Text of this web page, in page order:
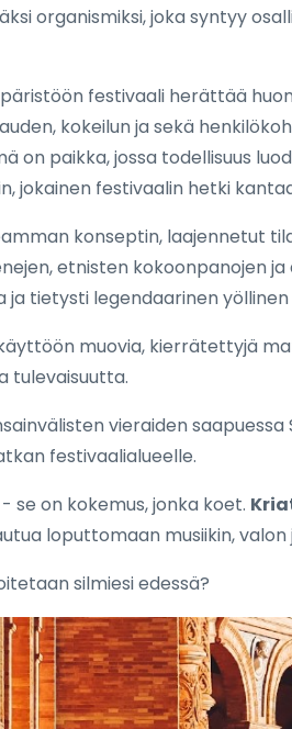
organismiksi, joka syntyy
festivaali herättää
kokeilun ja sekä
on paikka, jossa todellisuus
jokainen festivaalin hetki
konseptin, laajennetut
etnisten kokoonpanojen
tietysti legendaarinen
muovia, kierrätettyjä
tulevaisuutta.
vieraiden
festivaalialueelle.
se on kokemus, jonka koet.
loputtomaan musiikin,
silmiesi edessä?